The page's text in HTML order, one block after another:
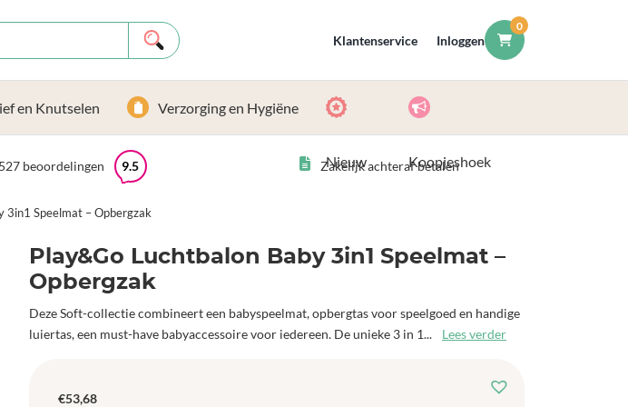
Klantenservice Inloggen
0
en Knutselen Verzorging en Hygiëne
Nieuw Koopjeshoek
527 beoordelingen 9.5 Zakelijk achteraf betalen
3in1 Speelmat – Opbergzak
Play&Go Luchtbalon Baby 3in1 Speelmat –
Opbergzak
Deze Soft-collectie combineert een babyspeelmat, opbergtas voor speelgoed en handige
luiertas, een must-have babyaccessoire voor iedereen. De unieke 3 in 1...
Lees verder
€53,68